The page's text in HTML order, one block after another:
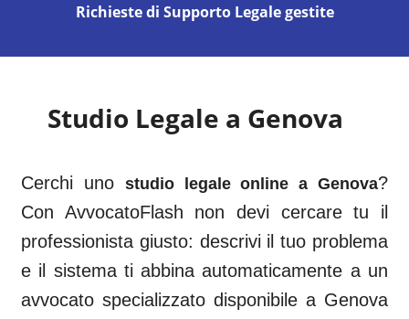
Richieste di Supporto Legale gestite
Studio Legale a Genova
Cerchi uno studio legale online aGenova?
Con AvvocatoFlash non devi cercare tu il
professionista giusto: descrivi il tuo problema
e il sistema ti abbina automaticamente a un
avvocato specializzato disponibile a Genova